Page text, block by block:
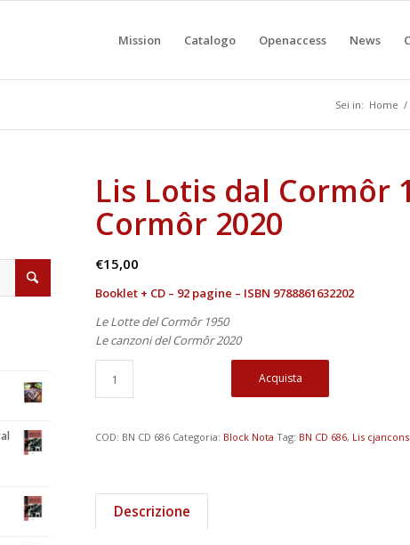
Mission Catalogo Openaccess News
Sei in: Home /
Lis Lotis dal Cormôr
Cormôr 2020
€15,00
Booklet + CD – 92 pagine – ISBN 9788861632202
Le Lotte del Cormôr 1950
Le canzoni del Cormôr 2020
Acquista
COD: BN CD 686 Categoria: Block Nota Tag: BN CD 686, Lis
Descrizione